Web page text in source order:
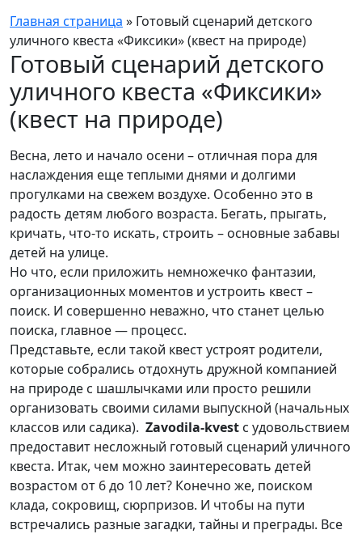
Главная страница » Готовый сценарий детского
уличного квеста «Фиксики» (квест на природе)
Готовый сценарий детского
уличного квеста «Фиксики»
(квест на природе)
Весна, лето и начало осени – отличная пора для
наслаждения еще теплыми днями и долгими
прогулками на свежем воздухе. Особенно это в
радость детям любого возраста. Бегать, прыгать,
кричать, что-то искать, строить – основные забавы
детей на улице.
Но что, если приложить немножечко фантазии,
организационных моментов и устроить квест –
поиск. И совершенно неважно, что станет целью
поиска, главное — процесс.
Представьте, если такой квест устроят родители,
которые собрались отдохнуть дружной компанией
на природе с шашлычками или просто решили
организовать своими силами выпускной (начальных
классов или садика). Zavodila-kvest с удовольствием
предоставит несложный готовый сценарий уличного
квеста. Итак, чем можно заинтересовать детей
возрастом от 6 до 10 лет? Конечно же, поиском
клада, сокровищ, сюрпризов. И чтобы на пути
встречались разные загадки, тайны и преграды. Все